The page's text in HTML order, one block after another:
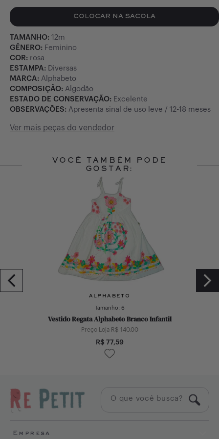
COLOCAR NA SACOLA
TAMANHO: 12m
GÊNERO: Feminino
COR: rosa
ESTAMPA: Diversas
MARCA: Alphabeto
COMPOSIÇÃO: Algodão
ESTADO DE CONSERVAÇÃO: Excelente
OBSERVAÇÕES: Apresenta sinal de uso leve / 12-18 meses
Ver mais peças do vendedor
VOCÊ TAMBÉM PODE
GOSTAR:
ALPHABETO
Tamanho: 6
Vestido Regata Alphabeto Branco Infantil
Preço Loja R$ 140,00
R$ 77,59
Empresa